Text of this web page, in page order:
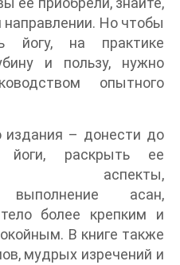
Но чтобы
йогу, на практике
и пользу, нужно
опытного
издания – донести до
йоги, раскрыть ее
аспекты,
выполнение асан,
более крепким и
В книге также
мудрых изречений и